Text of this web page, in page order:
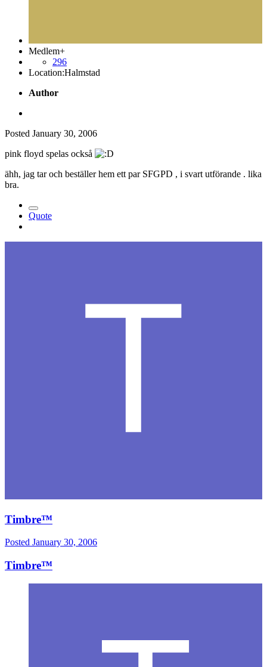
Medlem+
296
Location:Halmstad
Author
Posted January 30, 2006
pink floyd spelas också
ähh, jag tar och beställer hem ett par SFGPD , i svart utförande . lika
bra.
Quote
Timbre™
Posted January 30, 2006
Timbre™